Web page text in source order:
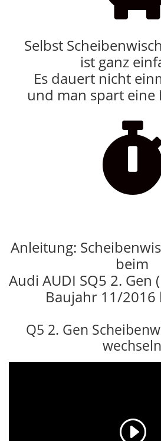
Selbst
ist ganz
Es dauert nicht
und man spart eine
Anleitung:
beim
Audi AUDI SQ5 2. Gen
Baujahr 11/2016
Q5 2. Gen
wechseln